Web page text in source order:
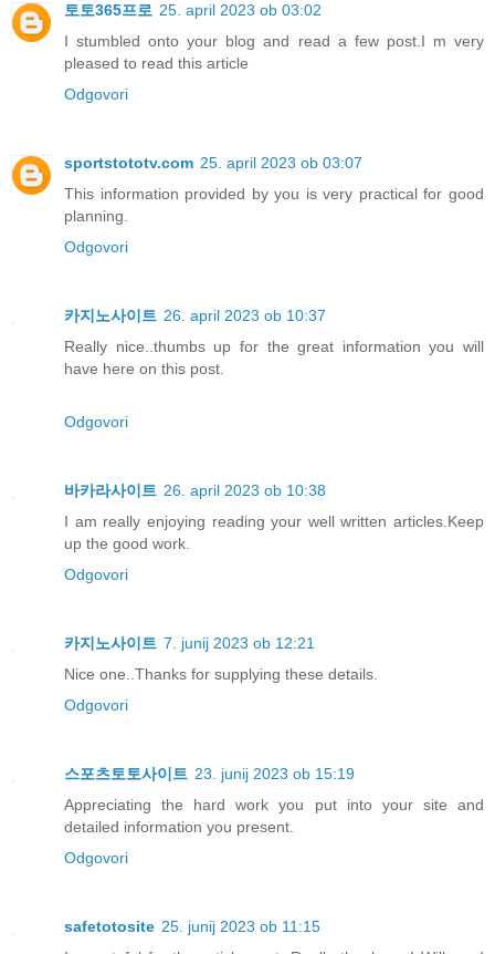
토토365프로 25. april 2023 ob 03:02
I stumbled onto your blog and read a few post.I m very
pleased to read this article
Odgovori
sportstototv.com 25. april 2023 ob 03:07
This information provided by you is very practical for good
planning.
Odgovori
카지노사이트 26. april 2023 ob 10:37
Really nice..thumbs up for the great information you will
have here on this post.
Odgovori
바카라사이트 26. april 2023 ob 10:38
I am really enjoying reading your well written articles.Keep
up the good work.
Odgovori
카지노사이트 7. junij 2023 ob 12:21
Nice one..Thanks for supplying these details.
Odgovori
스포츠토토사이트 23. junij 2023 ob 15:19
Appreciating the hard work you put into your site and
detailed information you present.
Odgovori
safetotosite 25. junij 2023 ob 11:15